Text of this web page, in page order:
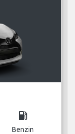
local_gas_station
Benzin